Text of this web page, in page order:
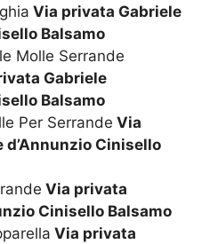
Via privata Gabriele
Balsamo
Molle Serrande
Gabriele
Balsamo
Per Serrande Via
d’Annunzio Cinisello
Via privata
Cinisello Balsamo
Via privata